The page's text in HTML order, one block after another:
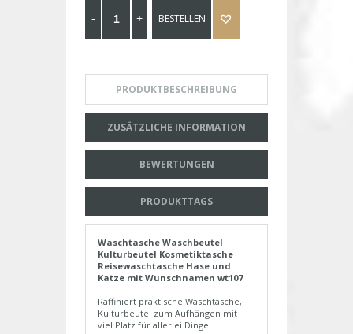
BESTELLEN
PRODUKTBESCHREIBUNG
ZUSÄTZLICHE INFORMATION
BEWERTUNGEN
PRODUKTTAGS
Waschtasche Waschbeutel
Kulturbeutel Kosmetiktasche
Reisewaschtasche Hase und
Katze mit Wunschnamen wt107
Raffiniert praktische Waschtasche,
Kulturbeutel zum Aufhängen mit
viel Platz für allerlei Dinge.